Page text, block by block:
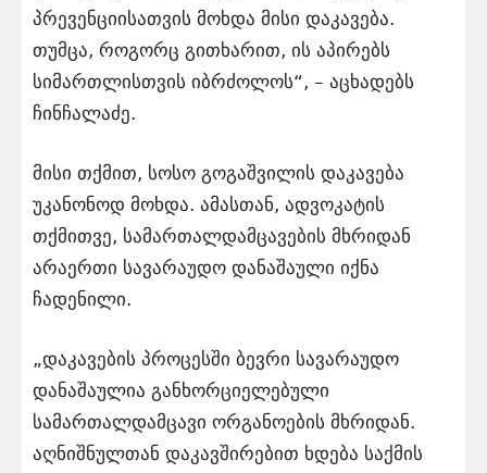
პრევენციისათვის მოხდა მისი დაკავება.
თუმცა, როგორც გითხარით, ის აპირებს
სიმართლისთვის იბრძოლოს“, – აცხადებს
ჩინჩალაძე.
მისი თქმით, სოსო გოგაშვილის დაკავება
უკანონოდ მოხდა. ამასთან, ადვოკატის
თქმითვე, სამართალდამცავების მხრიდან
არაერთი სავარაუდო დანაშაული იქნა
ჩადენილი.
„დაკავების პროცესში ბევრი სავარაუდო
დანაშაულია განხორციელებული
სამართალდამცავი ორგანოების მხრიდან.
აღნიშნულთან დაკავშირებით ხდება საქმის